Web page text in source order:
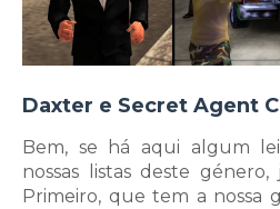
Daxter e Secret Agent
Bem, se há aqui algum
nossas listas deste género,
Primeiro, que tem a nossa